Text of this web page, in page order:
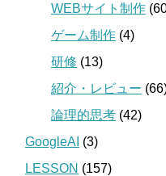
WEBサイト制作
ゲーム制作 (4)
研修 (13)
紹介・レビュー
論理的思考 (42)
GoogleAI (3)
LESSON (157)